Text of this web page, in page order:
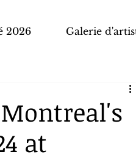
2026 Galerie
at